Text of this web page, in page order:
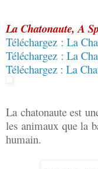
La Chatonaute, A
Téléchargez : La
Téléchargez : La
Téléchargez : La
La chatonaute est
les animaux que la
humain.